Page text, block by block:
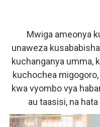
Mwiga ameonya
unaweza
kuchanganya umma,
kuchochea
kwa vyombo vya
au taasisi, na